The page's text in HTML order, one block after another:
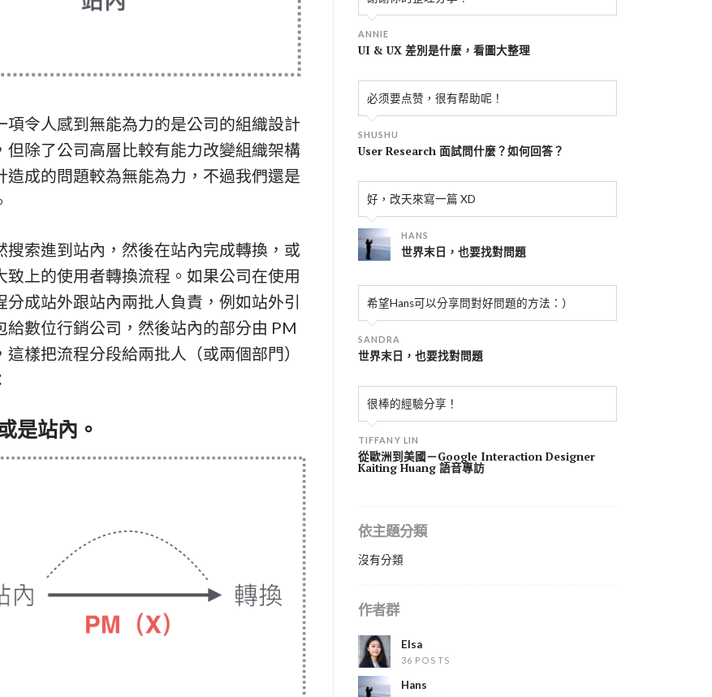
令人感到無能為力的是公司的組織設計
除了公司高層比較有能力改變組織架構
成的問題較為無能為力，不過我們還是
索進到站內，然後在站內完成轉換，或
上的使用者轉換流程。如果公司在使用
成站外跟站內兩批人負責，例如站外引
數位行銷公司，然後站內的部分由 PM
樣把流程分段給兩批人（或兩個部門）
是站內。
ANNIE
UI & UX 差別是什麼，看圖大整理
必须要点赞，很有帮助呢！
SHUSHU
User Research 面試問什麼？如何回答？
好，改天來寫一篇 XD
HANS
世界末日，也要找對問題
希望Hans可以分享問對好問題的方法：）
SANDRA
世界末日，也要找對問題
很棒的經驗分享！
TIFFANY LIN
從歐洲到美國－Google Interaction Designer
Kaiting Huang 語音專訪
依主題分類
沒有分類
作者群
Elsa
36 POSTS
Hans